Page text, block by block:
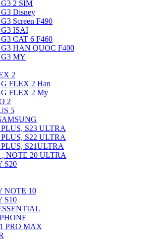
2 SIM
Disney
Screen F490
ISAI
CAT 6 F460
HAN QUOC F400
MY
2
FLEX 2 Han
FLEX 2 My
2
5
PLUS, S23 ULTRA
PLUS, S22 ULTRA
PLUS, S21ULTRA
, NOTE 20 ULTRA
S20
NOTE 10
S10
PRO MAX